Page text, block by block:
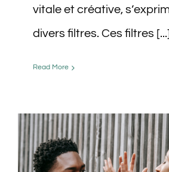
vitale et créative,
divers filtres. Ces filtres [...]
Read More